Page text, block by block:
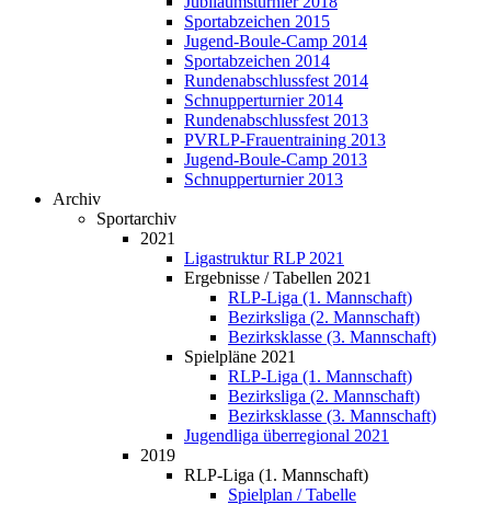
Sportabzeichen 2015
Jugend-Boule-Camp 2014
Sportabzeichen 2014
Rundenabschlussfest 2014
Schnupperturnier 2014
Rundenabschlussfest 2013
PVRLP-Frauentraining 2013
Jugend-Boule-Camp 2013
Schnupperturnier 2013
Archiv
Sportarchiv
2021
Ligastruktur RLP 2021
Ergebnisse / Tabellen 2021
RLP-Liga (1. Mannschaft)
Bezirksliga (2. Mannschaft)
Bezirksklasse (3. Mannschaft)
Spielpläne 2021
RLP-Liga (1. Mannschaft)
Bezirksliga (2. Mannschaft)
Bezirksklasse (3. Mannschaft)
Jugendliga überregional 2021
2019
RLP-Liga (1. Mannschaft)
Spielplan / Tabelle